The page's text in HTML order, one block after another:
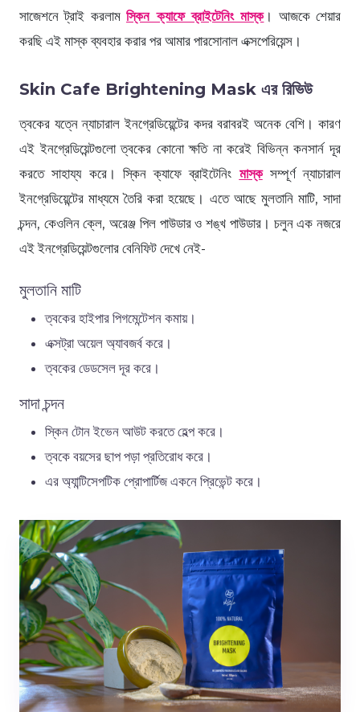
সাজেশনে ট্রাই করলামস্কিন ক্যাফে ব্রাইটেনিং মাস্ক। আজকে শেয়ার
করছি এই মাস্ক ব্যবহার করার পর আমার পারসোনাল এক্সপেরিয়েন্স।
Skin Cafe Brightening Mask এর রিভিউ
ত্বকের যত্নে ন্যাচারাল ইনগ্রেডিয়েন্টের কদর বরাবরই অনেক বেশি। কারণ
এই ইনগ্রেডিয়েন্টগুলো ত্বকের কোনো ক্ষতি না করেই বিভিন্ন কনসার্ন দূর
করতে সাহায্য করে। স্কিন ক্যাফে ব্রাইটেনিং মাস্কসম্পূর্ণ ন্যাচারাল
ইনগ্রেডিয়েন্টের মাধ্যমে তৈরি করা হয়েছে। এতে আছে মুলতানি মাটি, সাদা
চন্দন, কেওলিন ক্লে, অরেঞ্জ পিল পাউডার ও শঙ্খ পাউডার। চলুন এক নজরে
এই ইনগ্রেডিয়েন্টগুলোর বেনিফিট দেখে নেই-
মুলতানি মাটি
ত্বকের হাইপার পিগমেন্টেশন কমায়।
এক্সট্রা অয়েল অ্যাবজর্ব করে।
ত্বকের ডেডসেল দূর করে।
সাদা চন্দন
স্কিন টোন ইভেন আউট করতে হেল্প করে।
ত্বকে বয়সের ছাপ পড়া প্রতিরোধ করে।
এর অ্যান্টিসেপটিক প্রোপার্টিজ একনে প্রিভেন্ট করে।